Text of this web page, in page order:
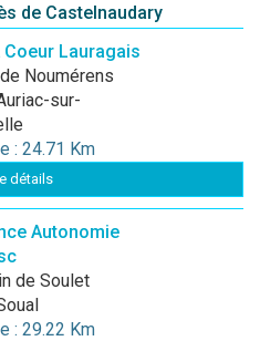
de Castelnaudary
Coeur Lauragais
de Noumérens
sur-
: 24.71 Km
détails
Autonomie
de Soulet
: 29.22 Km